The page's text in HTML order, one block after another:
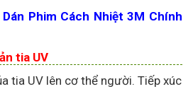
Dán Phim Cách Nhiệt 3M Chính
tia UV
tia UV lên cơ thể người. Tiếp xúc